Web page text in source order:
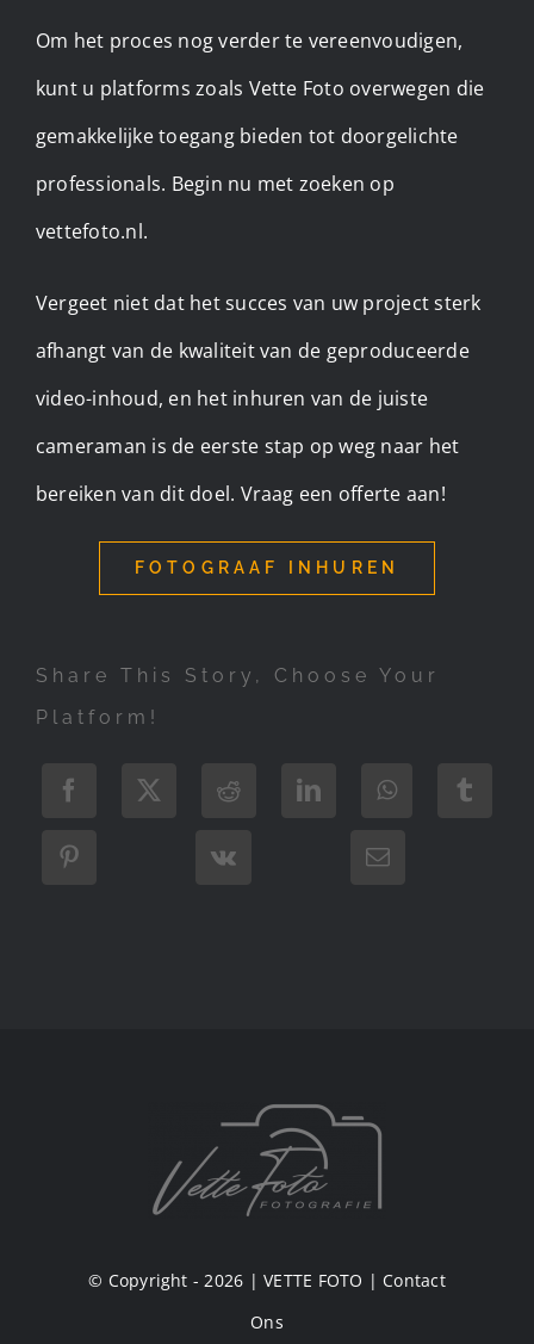
Om het proces nog verder te vereenvoudigen,
kunt u platforms zoals Vette Foto overwegen die
gemakkelijke toegang bieden tot doorgelichte
professionals. Begin nu met zoeken op
vettefoto.nl.
Vergeet niet dat het succes van uw project sterk
afhangt van de kwaliteit van de geproduceerde
video-inhoud, en het inhuren van de juiste
cameraman is de eerste stap op weg naar het
bereiken van dit doel. Vraag een offerte aan!
FOTOGRAAF INHUREN
Share This Story, Choose Your
Platform!
© Copyright - 2026 |VETTE FOTO | Contact
Ons